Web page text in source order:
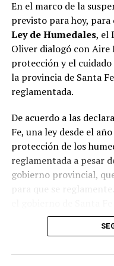
la Costa
venimos a
nuestro
dilaciones
para
con lo
sociedad.
— Jorge Berti
En el marco de la
previsto para hoy,
Ley de Humedales, el
Oliver dialogó con Aire
protección y el cuidado
la provincia de Santa
reglamentada.
De acuerdo a las
Fe, una ley desde el
protección de los
reglamentada a pesar
gobierno provincial,
para que se
incapacidad sino por
política para ponerle